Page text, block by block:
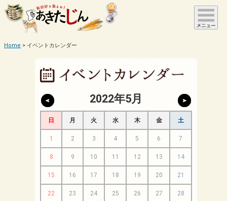
Home イベントカレンダー
2022年5月
日 月 火 水 木 金 土
1 2 3 4 5 6 7
8 9 10 11 12 13 14
15 16 17 18 19 20 21
22 23 24 25 26 27 28